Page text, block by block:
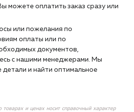
можете оплатить заказ сразу или
или пожелания по
оплаты или по
документов,
с нашими менеджерами. Мы
детали и найти оптимальное
и ценах носит справочный характер